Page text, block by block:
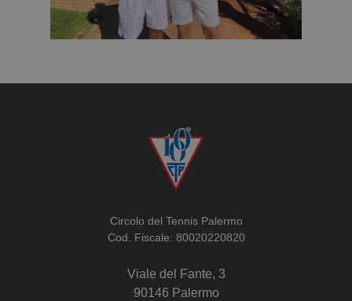
Circolo del Tennis Palermo
Cod. Fiscale: 80020220820
Viale del Fante, 3
90146 Palermo